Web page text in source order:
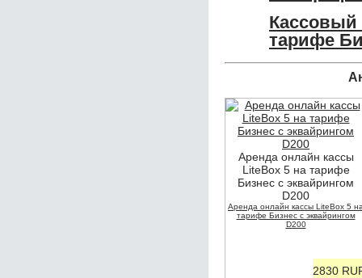
Кассовый
тарифе
Аренда онлайн кассы
LiteBox 5 на тарифе
Бизнес с эквайрингом
D200
Аренда онлайн кассы LiteBox 5
тарифе Бизнес с эквайрингом
D200
2830